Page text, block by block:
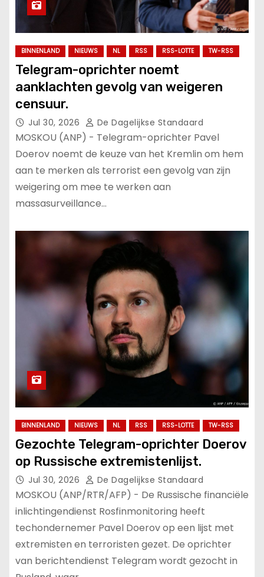
BINNENLAND NIEUWS NL RSS RSS-LOTTE TW-RSS
Telegram-oprichter noemt
aanklachten gevolg van weigeren
censuur.
Jul 30, 2026 De Dagelijkse Standaard
MOSKOU (ANP) - Telegram-oprichter Pavel
Doerov noemt de keuze van het Kremlin om hem
aan te merken als terrorist een gevolg van zijn
weigering om mee te werken aan
massasurveillance…
BINNENLAND NIEUWS NL RSS RSS-LOTTE TW-RSS
Gezochte Telegram-oprichter Doerov
op Russische extremistenlijst.
Jul 30, 2026 De Dagelijkse Standaard
MOSKOU (ANP/RTR/AFP) - De Russische financiële
inlichtingendienst Rosfinmonitoring heeft
techondernemer Pavel Doerov op een lijst met
extremisten en terroristen gezet. De oprichter
van berichtendienst Telegram wordt gezocht in